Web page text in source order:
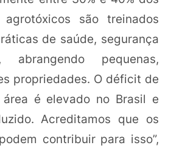
são treinados
de saúde, segurança
abrangendo pequenas,
propriedades. O déficit de
é elevado no Brasil e
Acreditamos que os
contribuir para isso”,